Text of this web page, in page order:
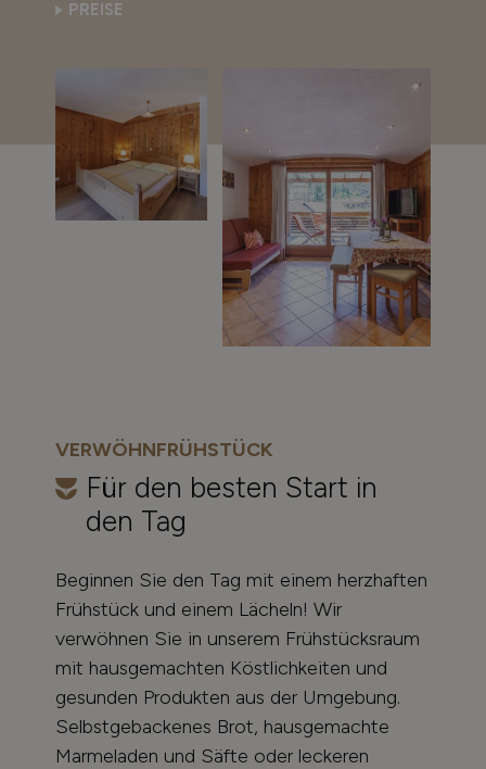
PREISE
VERWÖHNFRÜHSTÜCK
Für den besten Start in
den Tag
Beginnen Sie den Tag mit einem herzhaften
Frühstück und einem Lächeln! Wir
verwöhnen Sie in unserem Frühstücksraum
mit hausgemachten Köstlichkeiten und
gesunden Produkten aus der Umgebung.
Selbstgebackenes Brot, hausgemachte
Marmeladen und Säfte oder leckeren